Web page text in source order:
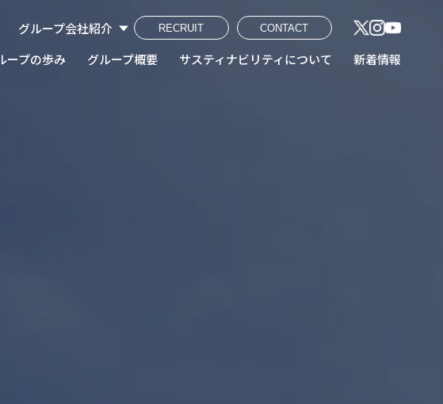
グループ会社紹介
北陸建工株式会社
RECRUIT CONTACT